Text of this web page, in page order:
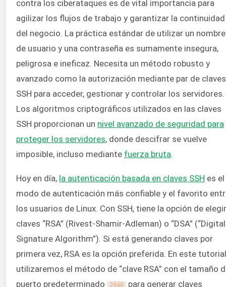
contra los ciberataques es de vital importancia para
agilizar los flujos de trabajo y garantizar la continuidad
del negocio. La práctica estándar de utilizar un nombre
de usuario y una contraseña es sumamente insegura,
peligrosa e ineficaz. Necesita un método robusto y
avanzado como la autorización mediante par de claves
SSH para acceder, gestionar y controlar los servidores.
Los algoritmos criptográficos utilizados en las claves
SSH proporcionan un nivel avanzado de seguridad para
proteger los servidores, donde descifrar se vuelve
imposible, incluso mediante fuerza bruta
Hoy en día, la autenticación basada en claves SSH es el
modo de autenticación más confiable y el favorito
los usuarios de Linux. Con SSH, tiene la opción de elegir
claves “RSA” (Rivest-Shamir-Adleman) o “DSA” (“Digital
Signature Algorithm”). Si está generando claves por
primera vez, RSA es la opción preferida. En este
utilizaremos el método de “clave RSA” con el tamaño
puerto predeterminado
2048 para generar claves